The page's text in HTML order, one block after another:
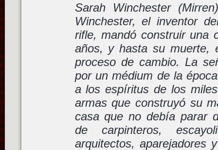
Sarah Winchester
Winchester, el inventor
rifle, mandó construir una
años, y hasta su muerte,
proceso de cambio. La
por un médium de la
a los espíritus de los
armas que construyó su
casa que no debía parar
de carpinteros,
arquitectos, aparejadores